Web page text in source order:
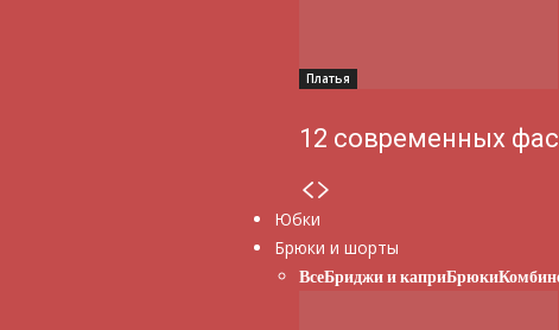
Платья
12 современных
Юбки
Брюки и шорты
ВсеБриджи и каприБрюки